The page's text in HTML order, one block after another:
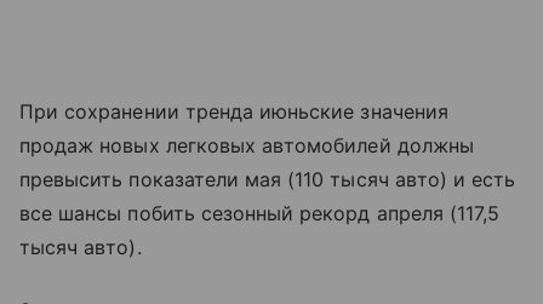
При сохранении тренда июньские значения
продаж новых легковых автомобилей должны
превысить показатели мая (110 тысяч авто) и есть
все шансы побить сезонный рекорд апреля (117,5
тысяч авто).